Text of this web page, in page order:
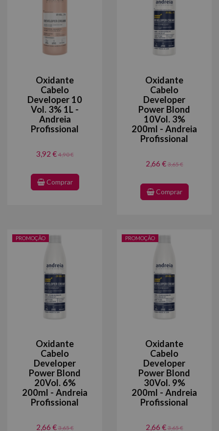
Oxidante
Cabelo
Developer 10
Vol. 3% 1L -
Andreia
Profissional
3,92 €4,90 €
Comprar
Oxidante
Cabelo
Developer
Power Blond
10Vol. 3%
200ml - Andreia
Profissional
2,66 €3,65 €
Comprar
PROMOÇÃO
Oxidante
Cabelo
Developer
Power Blond
20Vol. 6%
200ml - Andreia
Profissional
2,66 €3,65 €
PROMOÇÃO
Oxidante
Cabelo
Developer
Power Blond
30Vol. 9%
200ml - Andreia
Profissional
2,66 €3,65 €